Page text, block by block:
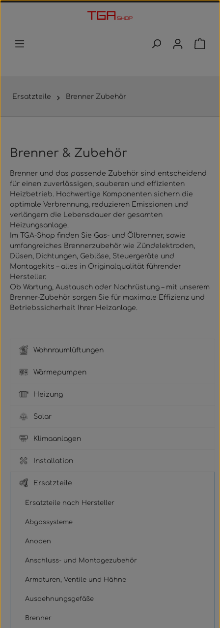
Zum Hauptinhalt springen
Ersatzteile Brenner Zubehör
Brenner & Zubehör
Brenner und das passende Zubehör sind entscheidend
für einen zuverlässigen, sauberen und effizienten
Heizbetrieb. Hochwertige Komponenten sichern die
optimale Verbrennung, reduzieren Emissionen und
verlängern die Lebensdauer der gesamten
Heizungsanlage.
Im TGA-Shop finden Sie Gas- und Ölbrenner, sowie
umfangreiches Brennerzubehör wie Zündelektroden,
Düsen, Dichtungen, Gebläse, Steuergeräte und
Montagekits – alles in Originalqualität führender
Hersteller.
Ob Wartung, Austausch oder Nachrüstung – mit unserem
Brenner-Zubehör sorgen Sie für maximale Effizienz und
Betriebssicherheit Ihrer Heizanlage.
Wohnraumlüftungen
Wärmepumpen
Heizung
Solar
Klimaanlagen
Installation
Ersatzteile
Ersatzteile nach Hersteller
Abgassysteme
Anoden
Anschluss- und Montagezubehör
Armaturen, Ventile und Hähne
Ausdehnungsgefäße
Brenner